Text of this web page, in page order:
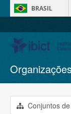
BRASIL
Conjuntos de
Organizações
Grupos
Conjuntos